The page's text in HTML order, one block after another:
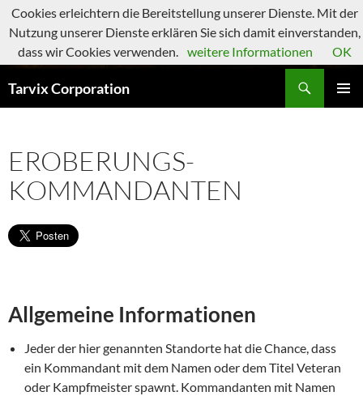
Zum
Inhalt
springen
Tarvix Corporation
EROBERUNGS-
KOMMANDANTEN
Allgemeine Informationen
Jeder der hier genannten Standorte hat die Chance, dass
ein Kommandant mit dem Namen oder dem Titel Veteran
oder Kampfmeister spawnt. Kommandanten mit Namen
Cookies erleichtern die Bereitstellung unserer Dienste. Mit der
Nutzung unserer Dienste erklären Sie sich damit einverstanden,
dass wir Cookies verwenden. weitere Informationen OK